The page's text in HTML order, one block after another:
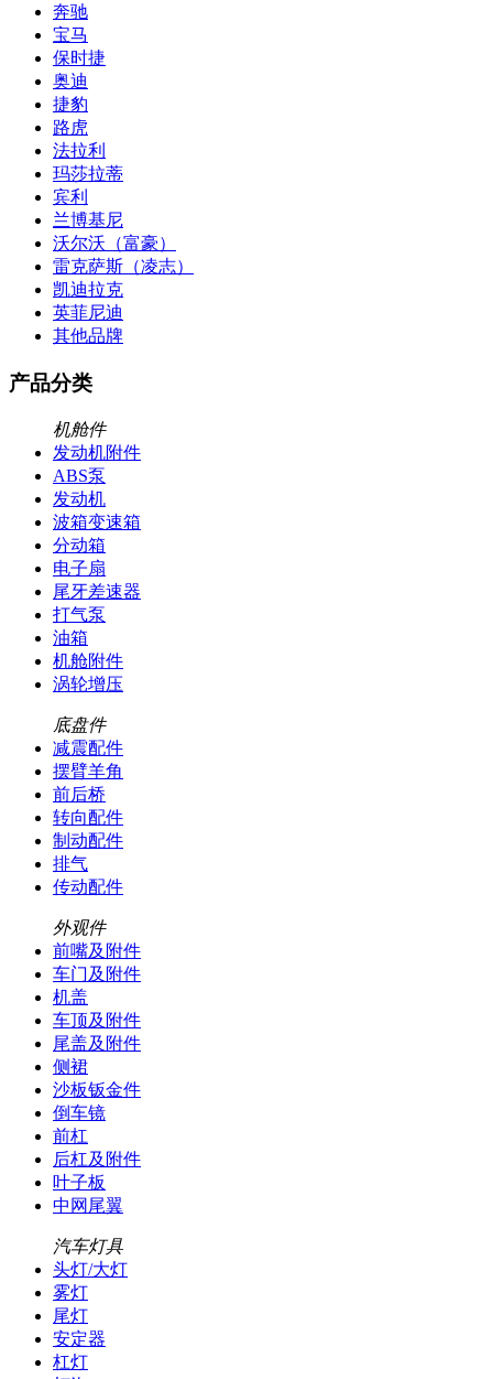
奔驰
宝马
保时捷
奥迪
捷豹
路虎
法拉利
玛莎拉蒂
宾利
兰博基尼
沃尔沃（富豪）
雷克萨斯（凌志）
凯迪拉克
英菲尼迪
其他品牌
产品分类
机舱件
发动机附件
ABS泵
发动机
波箱变速箱
分动箱
电子扇
尾牙差速器
打气泵
油箱
机舱附件
涡轮增压
底盘件
减震配件
摆臂羊角
前后桥
转向配件
制动配件
排气
传动配件
外观件
前嘴及附件
车门及附件
机盖
车顶及附件
尾盖及附件
侧裙
沙板钣金件
倒车镜
前杠
后杠及附件
叶子板
中网尾翼
汽车灯具
头灯/大灯
雾灯
尾灯
安定器
杠灯